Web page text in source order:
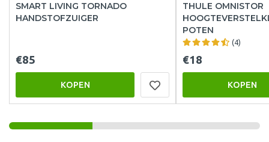
SMART LIVING TORNADO
HANDSTOFZUIGER
€85
KOPEN
THULE OMNISTOR
POTEN
(4)
€18
KOPEN